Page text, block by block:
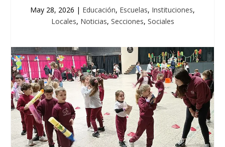
May 28, 2026 | Educación, Escuelas, Instituciones,
Locales, Noticias, Secciones, Sociales